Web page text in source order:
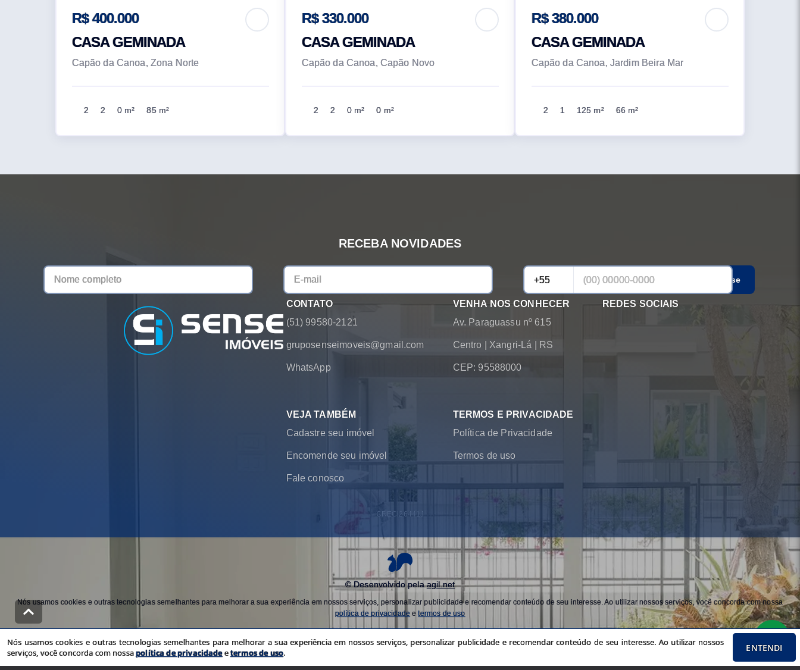
R$ 400.000
CASA GEMINADA
Capão da Canoa, Zona Norte
2 2 0 m² 85 m²
R$ 330.000
CASA GEMINADA
Capão da Canoa, Capão Novo
2 2 0 m² 0 m²
R$ 380.000
CASA GEMINADA
Capão da Canoa, Jardim Beira Mar
2 1 125 m² 66 m²
RECEBA NOVIDADES
Cadastrar-se
CONTATO
(51) 99580-2121
gruposenseimoveis@gmail.com
WhatsApp
VENHA NOS CONHECER
Av. Paraguassu nº 615
Centro Xangri-Lá RS
CEP: 95588000
REDES SOCIAIS
VEJA TAMBÉM
Cadastre seu imóvel
Encomende seu imóvel
Fale conosco
TERMOS E PRIVACIDADE
Política de Privacidade
Termos de uso
CRECI 26441J
© Desenvolvido pelaagil.net
Nós usamos cookies e outras tecnologias semelhantes para melhorar a sua experiência em nossos serviços, personalizar publicidade e recomendar conteúdo de seu interesse. Ao utilizar nossos serviços, você concorda com nossa
política de privacidade etermos de uso
Nós usamos cookies e outras tecnologias semelhantes para melhorar a sua experiência em nossos serviços, personalizar publicidade e recomendar conteúdo de seu interesse. Ao utilizar nossos
serviços, você concorda com nossapolítica de privacidadeetermos de uso. ENTENDI